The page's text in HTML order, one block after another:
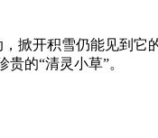
掀开积雪仍能见到它
的“清灵小草”。